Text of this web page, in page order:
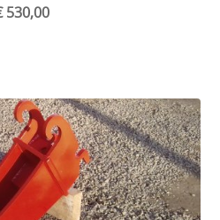
530,00